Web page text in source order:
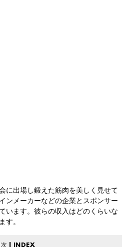
に出場し鍛えた筋肉を美しく見せて
ンメーカーなどの企業とスポンサー
います。彼らの収入はどのくらいな
す。